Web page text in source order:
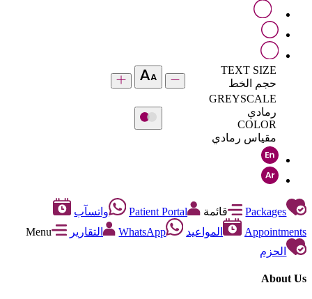
TEXT SIZE
حجم الخط
GREYSCALE
رمادي
COLOR
مقياس رمادي
Packages قائمة Patient Portal
واتسآب
Appointments
المواعيد WhatsApp التقارير
Menu
الحزم
About Us